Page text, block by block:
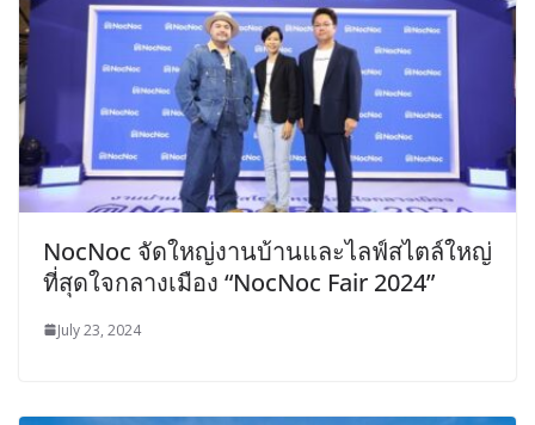
NocNoc จัดใหญ่งานบ้านและไลฟ์สไตล์ใหญ่
ที่สุดใจกลางเมือง “NocNoc Fair 2024”
July 23, 2024